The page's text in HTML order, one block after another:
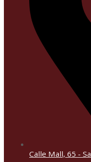
Calle Mall, 65 -